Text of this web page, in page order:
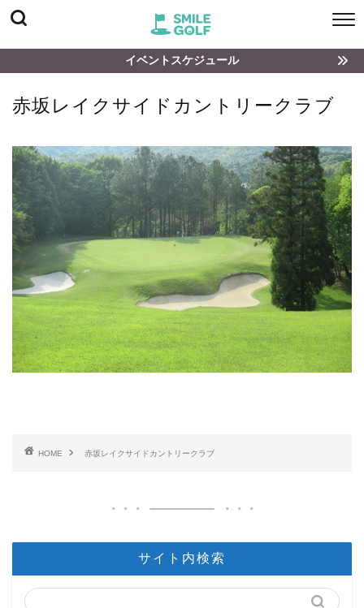
イベントスケジュール
赤坂レイクサイドカントリークラブ
HOME 赤坂レイクサイドカントリークラブ
サイト内検索